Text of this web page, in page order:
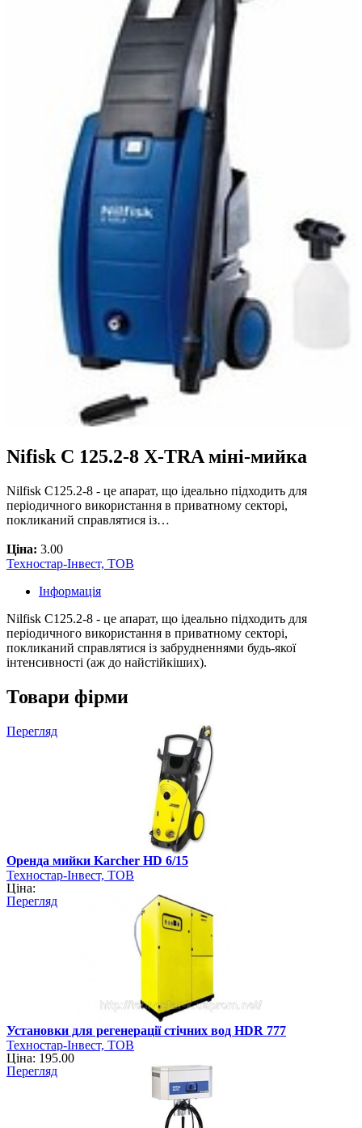
Nifisk C 125.2-8 X-TRA міні-мийка
Nilfisk С125.2-8 - це апарат, що ідеально підходить для
періодичного використання в приватному секторі,
покликаний справлятися із…
Ціна: 3.00
Техностар-Інвест, ТОВ
Інформація
Nilfisk С125.2-8 - це апарат, що ідеально підходить для
періодичного використання в приватному секторі,
покликаний справлятися із забрудненнями будь-якої
інтенсивності (аж до найстійкіших).
Товари фірми
Перегляд
Оренда мийки Karcher HD 6/15
Техностар-Інвест, ТОВ
Ціна:
Перегляд
Установки для регенерації стічних вод HDR 777
Техностар-Інвест, ТОВ
Ціна: 195.00
Перегляд